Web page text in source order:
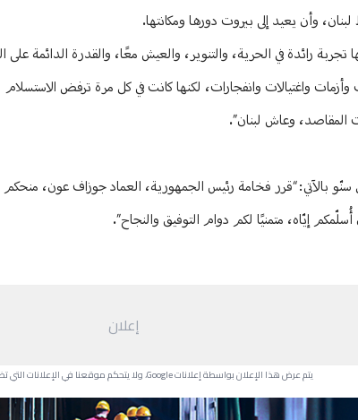
وأن يعيد إلى بيروت دورها ومكانتها.
رائدة في الحرية، والتنوير، والعيش معًا، والقدرة الدائمة على
واغتيالات وانفجارات، لكنها كانت في كل مرة ترفض
المقاصد، وعاش لبنان”.
بالآتي: “قرر فخامة رئيس الجمهورية، العماد جوزاف عون،
إيّاه، متمنيًا لكم دوام التوفيق والنجاح”.
إعلان
يتم عرض هذا الإعلان بواسطة إعلانات Google، ولا يتحكم موقعنا في الإعلانات التي تظهر لكل مستخدم.